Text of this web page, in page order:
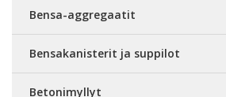
Bensa-aggregaatit
Bensakanisterit ja suppilot
Betonimyllyt